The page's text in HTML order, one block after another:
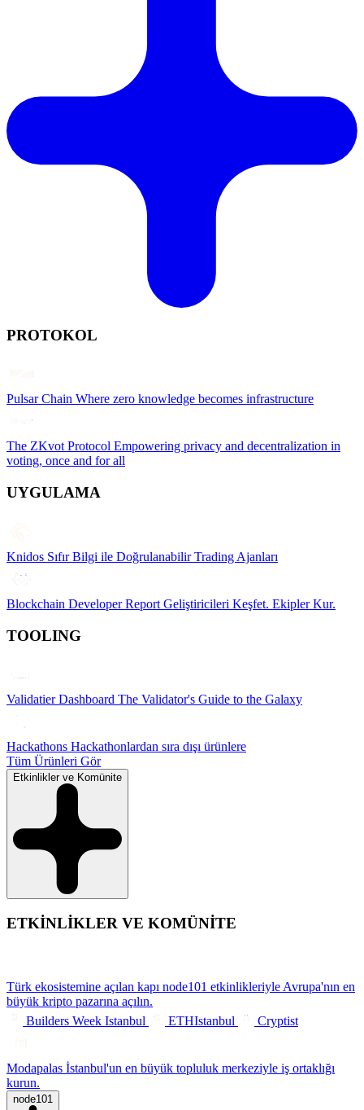
PROTOKOL
Pulsar Chain Where zero knowledge becomes infrastructure
The ZKvot Protocol Empowering privacy and decentralization in
voting, once and for all
UYGULAMA
Knidos Sıfır Bilgi ile Doğrulanabilir Trading Ajanları
Blockchain Developer Report Geliştiricileri Keşfet. Ekipler Kur.
TOOLING
Validatier Dashboard The Validator's Guide to the Galaxy
Hackathons Hackathonlardan sıra dışı ürünlere
Tüm Ürünleri Gör
Etkinlikler ve Komünite
ETKİNLİKLER VE KOMÜNİTE
Türk ekosistemine açılan kapı node101 etkinlikleriyle Avrupa'nın en
büyük kripto pazarına açılın.
Builders Week Istanbul
ETHIstanbul Cryptist
Modapalas İstanbul'un en büyük topluluk merkeziyle iş ortaklığı
kurun.
node101